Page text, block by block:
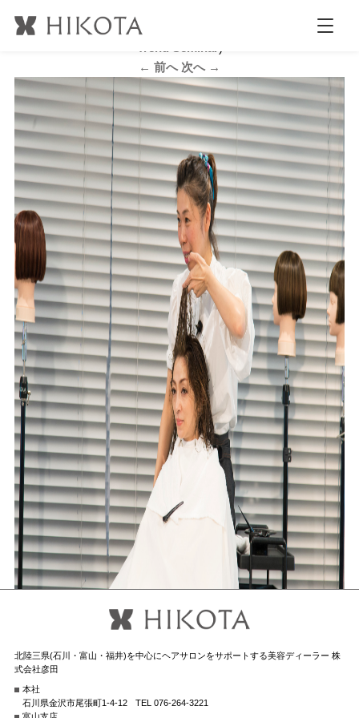
公開日時:
2017.11.212123 × 1413
kakimoto arms 2017A/W
← 前へ 次へ →
北陸三県(石川・富山・福井)を中心にヘアサロンをサポートする美容ディーラー 株
式会社彦田
本社
石川県金沢市尾張町1-4-12
TEL 076-264-3221